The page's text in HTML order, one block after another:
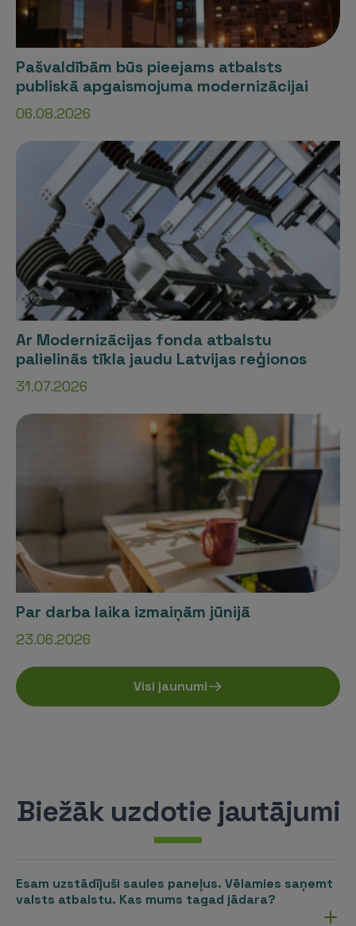
Pašvaldībām būs pieejams atbalsts
publiskā apgaismojuma modernizācijai
06.08.2026
Ar Modernizācijas fonda atbalstu
palielinās tīkla jaudu Latvijas reģionos
31.07.2026
Par darba laika izmaiņām jūnijā
23.06.2026
Visi jaunumi
Biežāk uzdotie jautājumi
Esam uzstādījuši saules paneļus. Vēlamies saņemt
valsts atbalstu. Kas mums tagad jādara?